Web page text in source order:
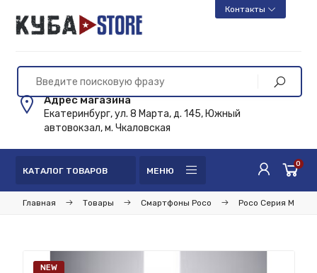
Контакты
Адрес магазина
Екатеринбург, ул. 8 Марта, д. 145, Южный
автовокзал, м. Чкаловская
КАТАЛОГ ТОВАРОВ МЕНЮ
0
Главная Товары Смартфоны Poco Poco Серия М
NEW